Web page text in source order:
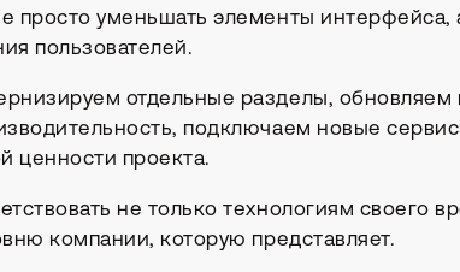
просто уменьшать элементы интерфейса,
пользователей.
отдельные разделы, обновляем
подключаем новые
ценности проекта.
не только технологиям своего
компании, которую представляет.